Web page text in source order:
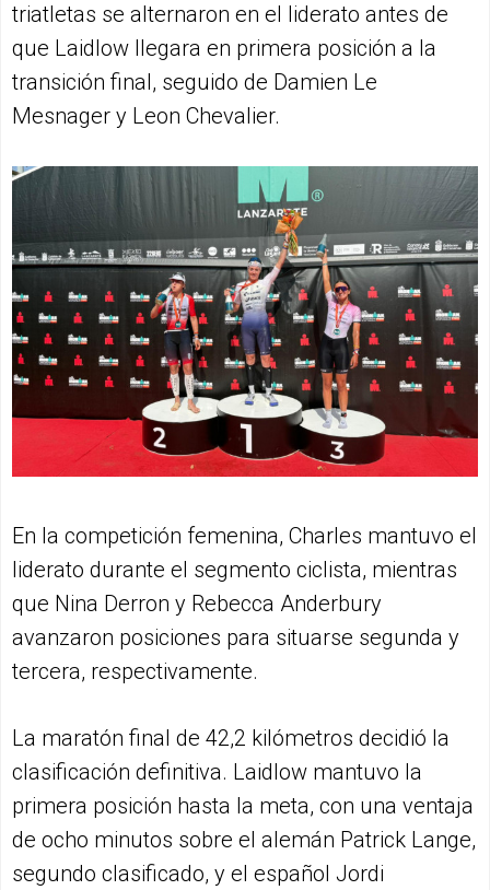
triatletas se alternaron en el liderato antes de
que Laidlow llegara en primera posición a la
transición final, seguido de Damien Le
Mesnager y Leon Chevalier.
En la competición femenina, Charles mantuvo el
liderato durante el segmento ciclista, mientras
que Nina Derron y Rebecca Anderbury
avanzaron posiciones para situarse segunda y
tercera, respectivamente.
La maratón final de 42,2 kilómetros decidió la
clasificación definitiva. Laidlow mantuvo la
primera posición hasta la meta, con una ventaja
de ocho minutos sobre el alemán Patrick Lange,
segundo clasificado, y el español Jordi